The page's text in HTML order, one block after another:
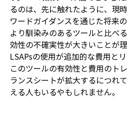
るのは、先に触れたように、現
ワードガイダンスを通じた将来
より馴染みのあるツールと比べ
効性の不確実性が大きいことが
LSAPsの使用が追加的な費用と
このツールの有効性と費用のト
ランスシートが拡大するにつれ
える人もいるやもしれません。